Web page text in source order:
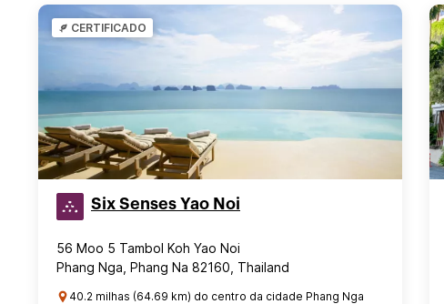
CERTIFICADO
Six Senses Yao Noi
56 Moo 5 Tambol Koh Yao Noi
Phang Nga, Phang Na 82160, Thailand
40.2 milhas (64.69 km) do centro da cidade Phang Nga